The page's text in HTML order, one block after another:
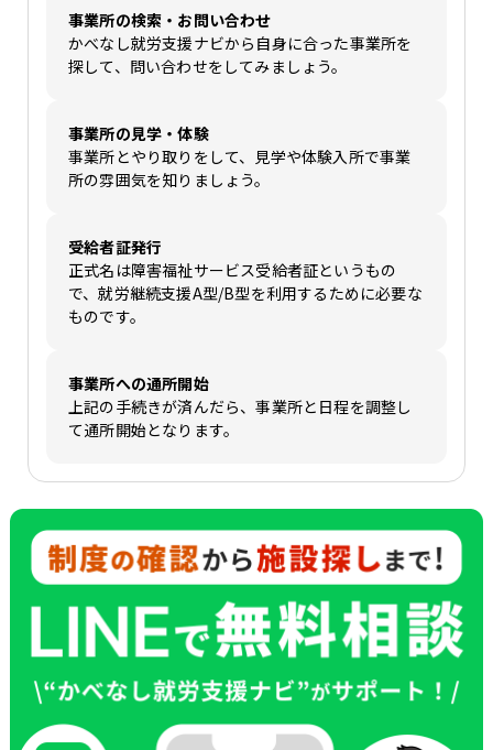
事業所の検索・お問い合わせ
かべなし就労支援ナビから自身に合った事業所を
探して、問い合わせをしてみましょう。
事業所の見学・体験
事業所とやり取りをして、見学や体験入所で事業
所の雰囲気を知りましょう。
受給者証発行
正式名は障害福祉サービス受給者証というもの
で、就労継続支援A型/B型を利用するために必要な
ものです。
事業所への通所開始
上記の手続きが済んだら、事業所と日程を調整し
て通所開始となります。